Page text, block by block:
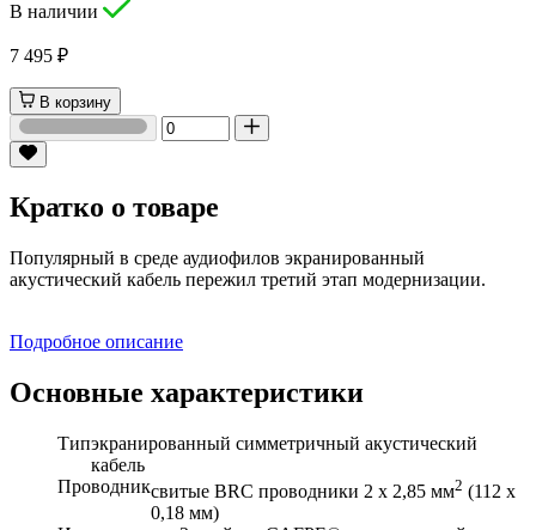
В наличии
7 495 ₽
В корзину
Кратко о товаре
Популярный в среде аудиофилов экранированный
акустический кабель пережил третий этап модернизации.
Подробное описание
Основные характеристики
Типэкранированный симметричный акустический
кабель
Проводниксвитые BRC проводники 2 х 2,85 мм2 (112 х
0,18 мм)